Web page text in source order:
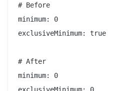
# Before
minimum: 0
exclusiveMinimum: true
# After
minimum: 0